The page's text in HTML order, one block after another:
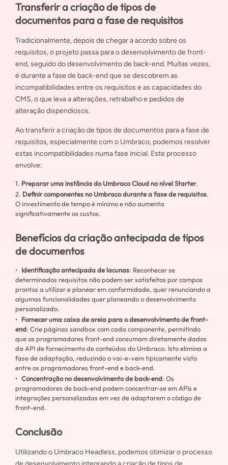
Transferir a criação de tipos de
documentos para a fase de requisitos
Tradicionalmente, depois de chegar a acordo sobre os
requisitos, o projeto passa para o desenvolvimento de front-
end, seguido do desenvolvimento de back-end. Muitas vezes,
é durante a fase de back-end que se descobrem as
incompatibilidades entre os requisitos e as capacidades do
CMS, o que leva a alterações, retrabalho e pedidos de
alteração dispendiosos.
Ao transferir a criação de tipos de documentos para a fase de
requisitos, especialmente com o Umbraco, podemos resolver
estas incompatibilidades numa fase inicial. Este processo
envolve:
Preparar uma instância do Umbraco Cloud no nível Starter.
Definir componentes no Umbraco durante a fase de requisitos.
O investimento de tempo é mínimo e não aumenta
significativamente os custos.
Benefícios da criação antecipada de tipos
de documentos
Identificação antecipada de lacunas: Reconhecer se
determinados requisitos não podem ser satisfeitos por campos
prontos a utilizar e planear em conformidade, quer renunciando a
algumas funcionalidades quer planeando o desenvolvimento
personalizado.
Fornecer uma caixa de areia para o desenvolvimento de front-
end: Crie páginas sandbox com cada componente, permitindo
que os programadores front-end consumam diretamente dados
da API de fornecimento de conteúdos do Umbraco. Isto elimina a
fase de adaptação, reduzindo o vai-e-vem tipicamente visto
entre os programadores front-end e back-end.
Concentração no desenvolvimento de back-end: Os
programadores de back-end podem concentrar-se em APIs e
integrações personalizadas em vez de adaptarem o código de
front-end.
Conclusão
Utilizando o Umbraco Headless, podemos otimizar o processo